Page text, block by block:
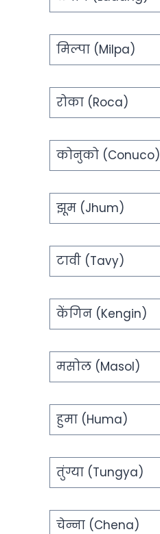
मिल्पा (Milpa)
रोका (Roca)
कोनुको (Conuco)
झूम (Jhum)
टावी (Tavy)
केंगिन (Kengin)
मसोल (Masol)
हुमा (Huma)
तुंग्या (Tungya)
चेन्ना (Chena)